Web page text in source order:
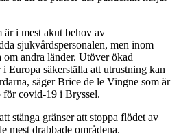
är i mest akut behov av
sjukvårdspersonalen, men inom
andra länder. Utöver ökad
Europa säkerställa att utrustning kan
säger Brice de le Vingne som är
för covid-19 i Bryssel.
stänga gränser att stoppa flödet av
mest drabbade områdena.